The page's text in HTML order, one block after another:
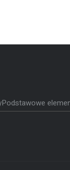
Podstawowe